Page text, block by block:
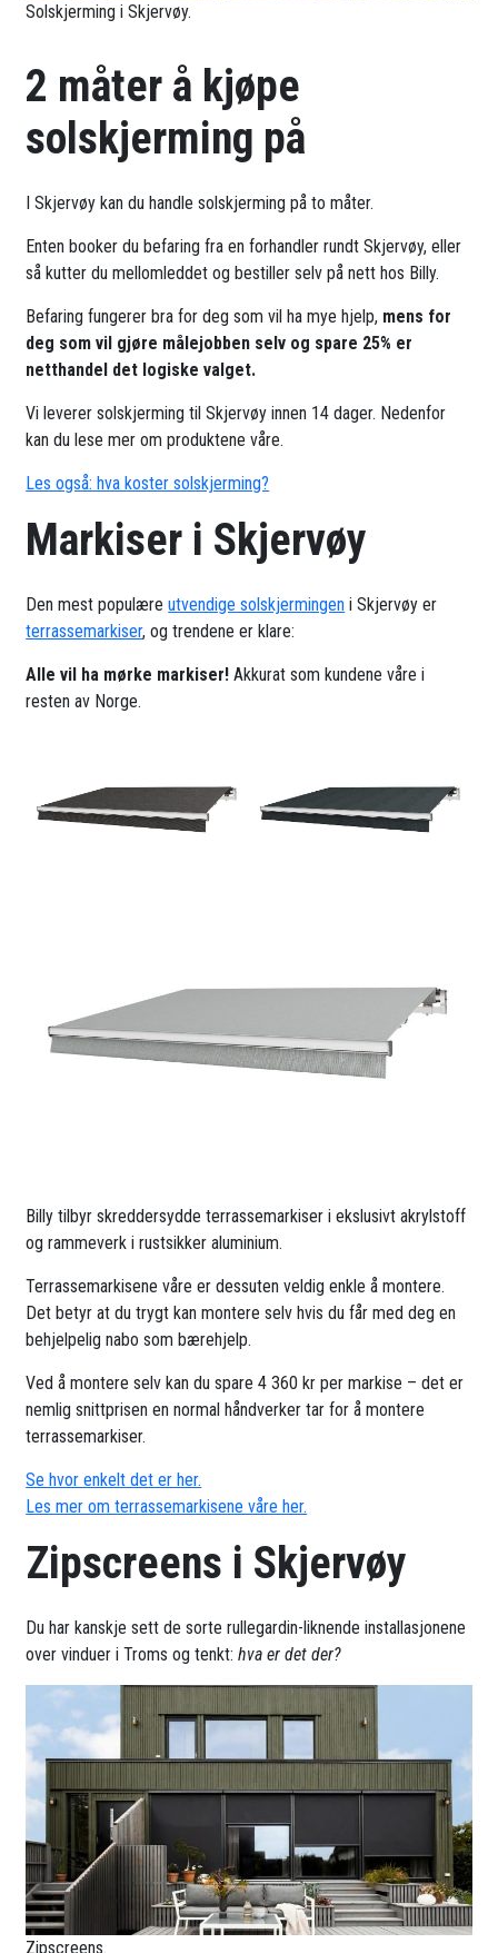
Solskjerming i Skjervøy.
2 måter å kjøpe
solskjerming på
I Skjervøy kan du handle solskjerming på to måter.
Enten booker du befaring fra en forhandler rundt Skjervøy, eller
så kutter du mellomleddet og bestiller selv på nett hos Billy.
Befaring fungerer bra for deg som vil ha mye hjelp, mens for
deg som vil gjøre målejobben selv og spare 25% er
netthandel det logiske valget.
Vi leverer solskjerming til Skjervøy innen 14 dager. Nedenfor
kan du lese mer om produktene våre.
Les også: hva koster solskjerming?
Markiser i Skjervøy
Den mest populæreutvendige solskjermingen i Skjervøy er
terrassemarkiser, og trendene er klare:
Alle vil ha mørke markiser! Akkurat som kundene våre i
resten av Norge.
Billy tilbyr skreddersydde terrassemarkiser i ekslusivt akrylstoff
og rammeverk i rustsikker aluminium.
Terrassemarkisene våre er dessuten veldig enkle å montere.
Det betyr at du trygt kan montere selv hvis du får med deg en
behjelpelig nabo som bærehjelp.
Ved å montere selv kan du spare 4 360 kr per markise – det er
nemlig snittprisen en normal håndverker tar for å montere
terrassemarkiser.
Se hvor enkelt det er her.
Les mer om terrassemarkisene våre her.
Zipscreens i Skjervøy
Du har kanskje sett de sorte rullegardin-liknende installasjonene
over vinduer i Troms og tenkt:hva er det der?
Zipscreens.